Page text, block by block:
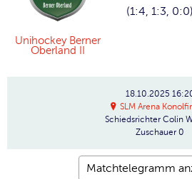
Unihockey Berner
Oberland II
(1:4, 1:3, 0:0)
18.10.2025
SLM Arena
Schiedsrichter Colin
Zuschauer 0
Matchtelegramm